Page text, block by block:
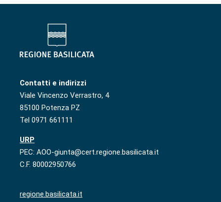
Contatti e indirizzi
Viale Vincenzo Verrastro, 4
85100 Potenza PZ
Tel 0971 661111
URP
PEC: AOO-giunta@cert.regione.basilicata.it
C.F. 80002950766
regione.basilicata.it